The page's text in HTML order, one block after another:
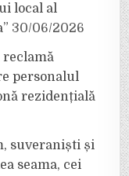
local al
30/06/2026
reclamă
personalul
rezidențială
suveraniști și
seama, cei